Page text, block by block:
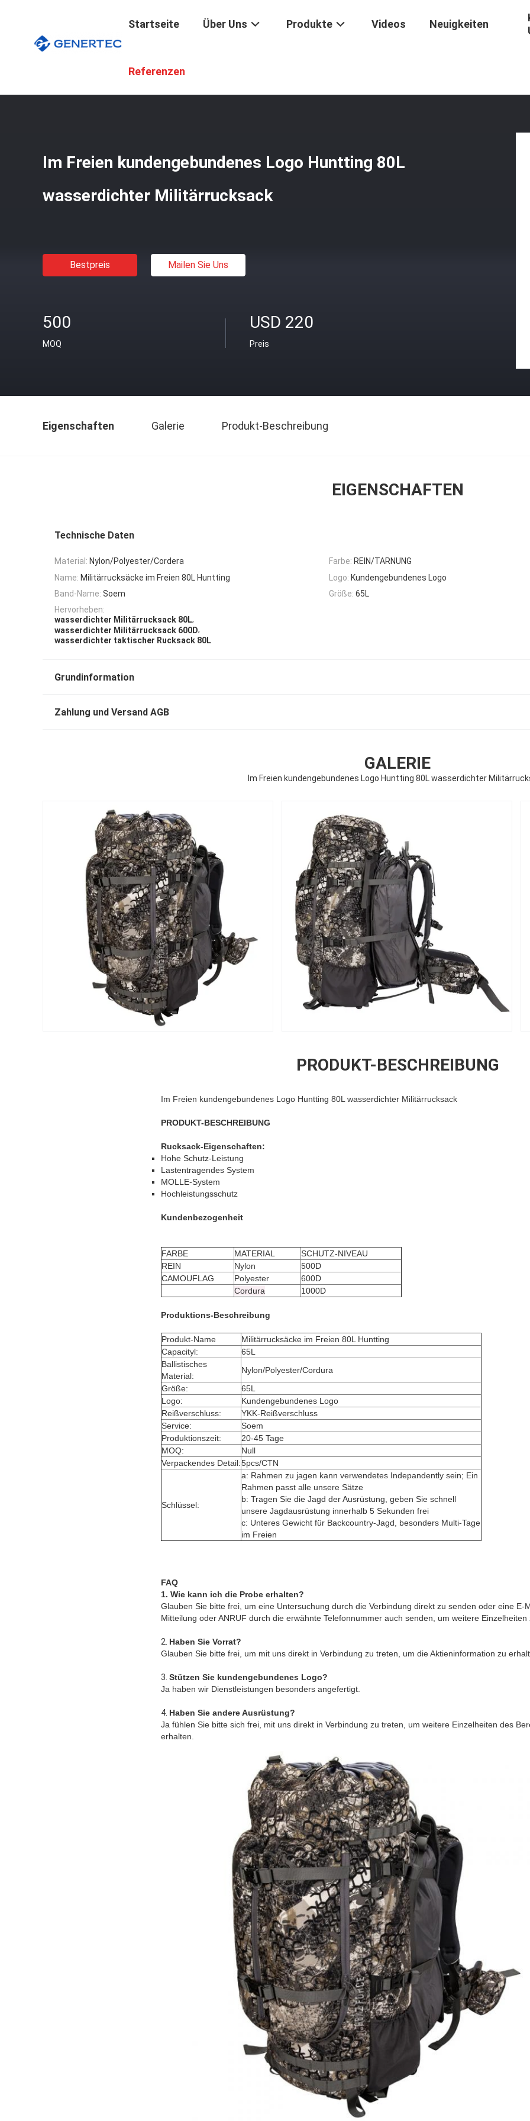
Startseite Über Uns Produkte Videos Neuigkeiten
Referenzen
Im Freien kundengebundenes Logo Huntting 80L
wasserdichter Militärrucksack
Bestpreis Mailen Sie Uns
500
MOQ
USD 220
Preis
Eigenschaften Galerie Produkt-Beschreibung
EIGENSCHAFTEN
Technische Daten
Material: Nylon/Polyester/Cordera Farbe: REIN/TARNUNG
Name: Militärrucksäcke im Freien 80L Huntting Logo: Kundengebundenes Logo
Band-Name: Soem Größe: 65L
Hervorheben:
wasserdichter Militärrucksack 80L,
wasserdichter Militärrucksack 600D,
wasserdichter taktischer Rucksack 80L
Grundinformation
Zahlung und Versand AGB
GALERIE
Im Freien kundengebundenes Logo Huntting 80L wasserdichter
PRODUKT-BESCHREIBUNG
Im Freien kundengebundenes Logo Huntting 80L wasserdichter Militärrucksack
PRODUKT-BESCHREIBUNG
Rucksack-Eigenschaften:
Hohe Schutz-Leistung
Lastentragendes System
MOLLE-System
Hochleistungsschutz
Kundenbezogenheit
FARBE MATERIAL
SCHUTZ-NIVEAU
REIN
Nylon
500D
CAMOUFLAG
Polyester
600D
Cordura
1000D
Produktions-Beschreibung
Produkt-Name
Militärrucksäcke im Freien 80L Huntting
Capacityl:
65L
Ballistisches
Material:
Nylon/Polyester/Cordura
Größe:
65L
Logo:
Kundengebundenes Logo
Reißverschluss:
YKK-Reißverschluss
Service:
Soem
Produktionszeit:
20-45 Tage
MOQ:
Null
Verpackendes Detail:5pcs/CTN
Schlüssel:
a: Rahmen zu jagen kann verwendetes Indepandently sein; Ein
Rahmen passt alle unsere Sätze
b: Tragen Sie die Jagd der Ausrüstung, geben Sie schnell
unsere Jagdausrüstung innerhalb 5 Sekunden frei
c: Unteres Gewicht für Backcountry-Jagd, besonders Multi-Tage
im Freien
FAQ
1. Wie kann ich die Probe erhalten?
Glauben Sie bitte frei, um eine Untersuchung durch die Verbindung direkt zu senden oder eine E-
Mitteilung oder ANRUF durch die erwähnte Telefonnummer auch senden, um weitere Einzelheiten
2. Haben Sie Vorrat?
Glauben Sie bitte frei, um mit uns direkt in Verbindung zu treten, um die Aktieninformation zu
3. Stützen Sie kundengebundenes Logo?
Ja haben wir Dienstleistungen besonders angefertigt.
4. Haben Sie andere Ausrüstung?
Ja fühlen Sie bitte sich frei, mit uns direkt in Verbindung zu treten, um weitere Einzelheiten des
erhalten.